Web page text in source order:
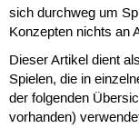
sich durchweg um
Konzepten nichts an
Dieser Artikel dient
Spielen, die in
der folgenden
vorhanden)